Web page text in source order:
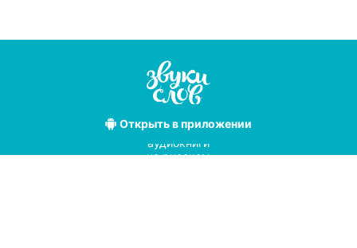
Открытьв приложении
Лучшие
аудиокниги
на русском